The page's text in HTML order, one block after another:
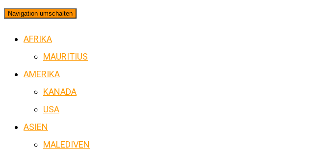
Navigation umschalten
AFRIKA
MAURITIUS
AMERIKA
KANADA
USA
ASIEN
MALEDIVEN